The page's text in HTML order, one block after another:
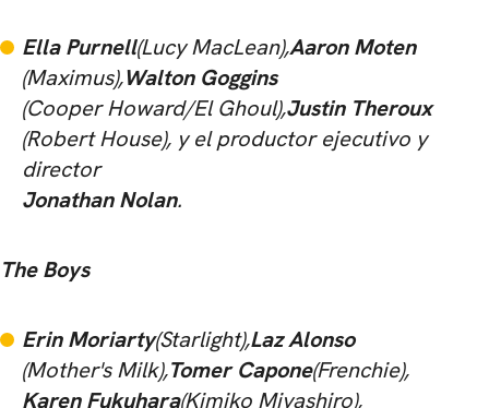
Ella Purnell(Lucy MacLean),Aaron Moten
(Maximus),Walton Goggins
(Cooper Howard/El Ghoul),Justin Theroux
(Robert House), y el productor ejecutivo y
director
Jonathan Nolan.
The Boys
Erin Moriarty(Starlight),Laz Alonso
(Mother's Milk),Tomer Capone(Frenchie),
Karen Fukuhara(Kimiko Miyashiro),